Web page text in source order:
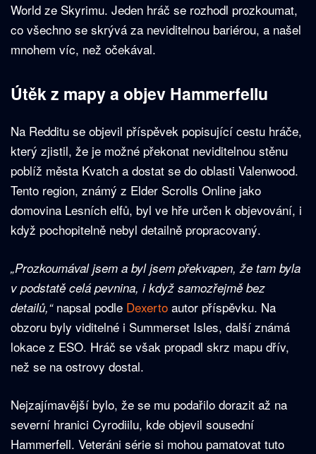
World ze Skyrimu. Jeden hráč se rozhodl prozkoumat,
co všechno se skrývá za neviditelnou bariérou, a našel
mnohem víc, než očekával.
Útěk z mapy a objev Hammerfellu
Na Redditu se objevil příspěvek popisující cestu hráče,
který zjistil, že je možné překonat neviditelnou stěnu
poblíž města Kvatch a dostat se do oblasti Valenwood.
Tento region, známý z Elder Scrolls Online jako
domovina Lesních elfů, byl ve hře určen k objevování, i
když pochopitelně nebyl detailně propracovaný.
„Prozkoumával jsem a byl jsem překvapen, že tam byla
v podstatě celá pevnina, i když samozřejmě bez
detailů,“napsal podle Dexerto autor příspěvku. Na
obzoru byly viditelné i Summerset Isles, další známá
lokace z ESO. Hráč se však propadl skrz mapu dřív,
než se na ostrovy dostal.
Nejzajímavější bylo, že se mu podařilo dorazit až na
severní hranici Cyrodiilu, kde objevil sousední
Hammerfell. Veteráni série si mohou pamatovat tuto